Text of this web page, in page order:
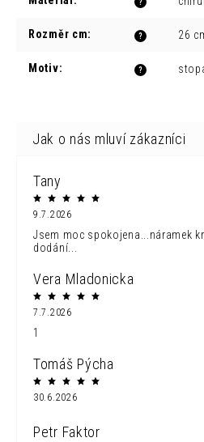
?
?
Rozměr cm: 26
?
Motiv:
Tany
9.7.2026
Jsem moc spokojena...náramek
dodání...
Vera Mladonicka
7.7.2026
1
Tomáš Pýcha
30.6.2026
Petr Faktor